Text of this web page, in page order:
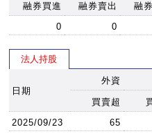
融券買進
融券賣出 融
0
0
法人持股
日期
外資
買賣超
2025/09/23
65